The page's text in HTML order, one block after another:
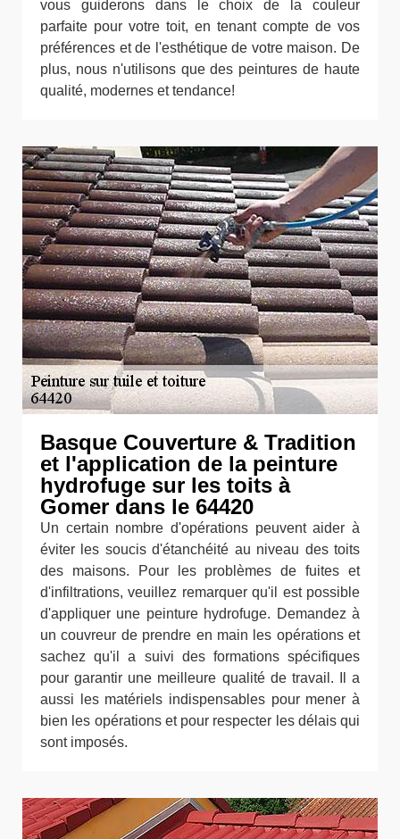
vous guiderons dans le choix de la couleur
parfaite pour votre toit, en tenant compte de vos
préférences et de l'esthétique de votre maison. De
plus, nous n'utilisons que des peintures de haute
qualité, modernes et tendance!
Basque Couverture & Tradition
et l'application de la peinture
hydrofuge sur les toits à
Gomer dans le 64420
Un certain nombre d'opérations peuvent aider à
éviter les soucis d'étanchéité au niveau des toits
des maisons. Pour les problèmes de fuites et
d'infiltrations, veuillez remarquer qu'il est possible
d'appliquer une peinture hydrofuge. Demandez à
un couvreur de prendre en main les opérations et
sachez qu'il a suivi des formations spécifiques
pour garantir une meilleure qualité de travail. Il a
aussi les matériels indispensables pour mener à
bien les opérations et pour respecter les délais qui
sont imposés.